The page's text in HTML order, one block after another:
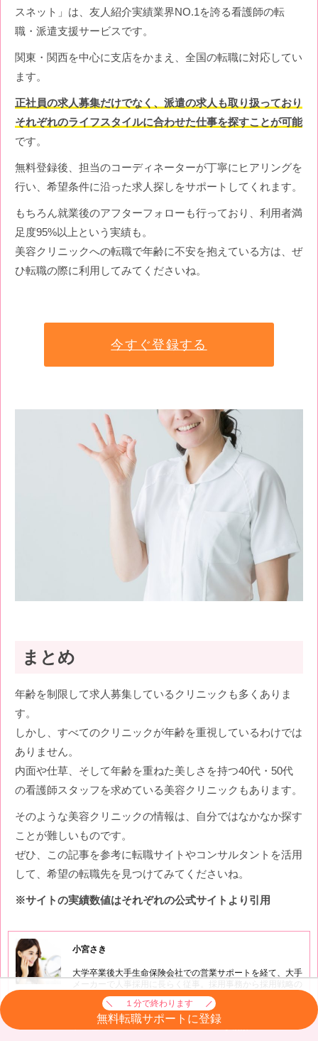
スネット」は、友人紹介実績業界NO.1を誇る看護師の転
職・派遣支援サービスです。
関東・関西を中心に支店をかまえ、全国の転職に対応してい
ます。
正社員の求人募集だけでなく、派遣の求人も取り扱っており
それぞれのライフスタイルに合わせた仕事を探すことが可能
です。
無料登録後、担当のコーディネーターが丁寧にヒアリングを
行い、希望条件に沿った求人探しをサポートしてくれます。
もちろん就業後のアフターフォローも行っており、利用者満
足度95%以上という実績も。
美容クリニックへの転職で年齢に不安を抱えている方は、ぜ
ひ転職の際に利用してみてくださいね。
今すぐ登録する
まとめ
年齢を制限して求人募集しているクリニックも多くありま
す。
しかし、すべてのクリニックが年齢を重視しているわけでは
ありません。
内面や仕草、そして年齢を重ねた美しさを持つ40代・50代
の看護師スタッフを求めている美容クリニックもあります。
そのような美容クリニックの情報は、自分ではなかなか探す
ことが難しいものです。
ぜひ、この記事を参考に転職サイトやコンサルタントを活用
して、希望の転職先を見つけてみてくださいね。
※サイトの実績数値はそれぞれの公式サイトより引用
小宮さき
大学卒業後大手生命保険会社での営業サポートを経て、大手
メーカーで人事採用に長らく従事。採用事務から採用戦略の
策定まで企業での採用業務経験を活かし、採用、転職、職業
紹介のフィールドをメインとするライターに。月に数十件の
記事を手掛ける。
１分で終わります
無料転職サポートに登録
メニュー